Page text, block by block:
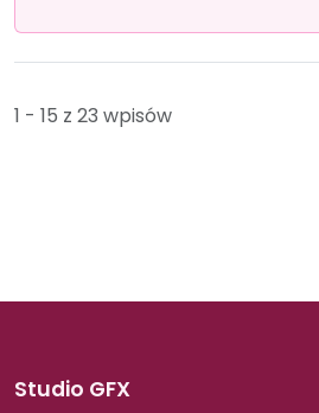
1 - 15 z 23 wpisów
Studio GFX